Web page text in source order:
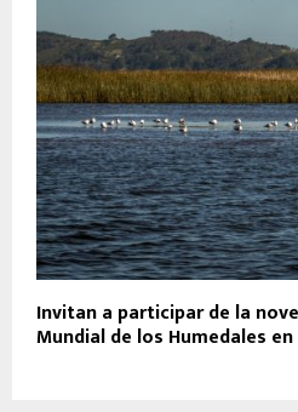
Invitan a participar de la
Mundial de los Humedales